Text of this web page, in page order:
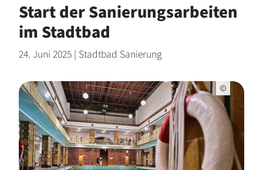
Start der Sanierungsarbeiten
im Stadtbad
24. Juni 2025 | Stadtbad Sanierung